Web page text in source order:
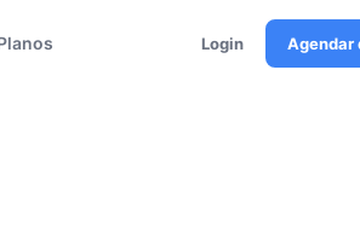
Login Agendar